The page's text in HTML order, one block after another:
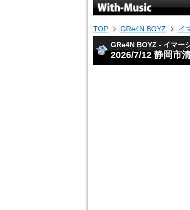
TOP GRe4N BOYZ イ
GRe4N BOYZ - イマー
2026/7/12 静岡市